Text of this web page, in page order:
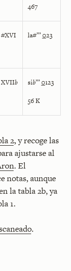
467
#XVI la#”’023
XVIIb sib”’0123
56 K
2, y recoge las
ajustarse al
. El
notas, aunque
la tabla 2b, ya
1.
.